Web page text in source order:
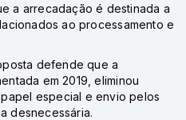
a arrecadação é destinada a
ao processamento e
defende que a
em 2019, eliminou
especial e envio pelos
desnecessária.